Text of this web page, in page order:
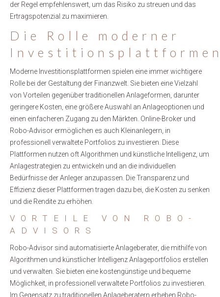
der Regel empfehlenswert, um das Risiko zu streuen und das
Ertragspotenzial zu maximieren.
Die Rolle moderner
Moderne Investitionsplattformen spielen eine immer wichtigere
Rolle bei der Gestaltung der Finanzwelt. Sie bieten eine Vielzahl
von Vorteilen gegenüber traditionellen Anlageformen, darunter
geringere Kosten, eine größere Auswahl an Anlageoptionen und
einen einfacheren Zugang zu den Märkten. Online-Broker und
Robo-Advisor ermöglichen es auch Kleinanlegern, in
professionell verwaltete Portfolios zu investieren. Diese
Plattformen nutzen oft Algorithmen und künstliche Intelligenz, um
Anlagestrategien zu entwickeln und an die individuellen
Bedürfnisse der Anleger anzupassen. Die Transparenz und
Effizienz dieser Plattformen tragen dazu bei, die Kosten zu senken
und die Rendite zu erhöhen.
VORTEILE VON ROBO-
ADVISORS
Robo-Advisor sind automatisierte Anlageberater, die mithilfe von
Algorithmen und künstlicher Intelligenz Anlageportfolios erstellen
und verwalten. Sie bieten eine kostengünstige und bequeme
Möglichkeit, in professionell verwaltete Portfolios zu investieren.
Im Gegensatz zu traditionellen Anlageberatern erheben Robo-